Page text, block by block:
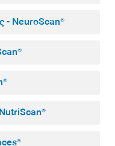
- NeuroScan®